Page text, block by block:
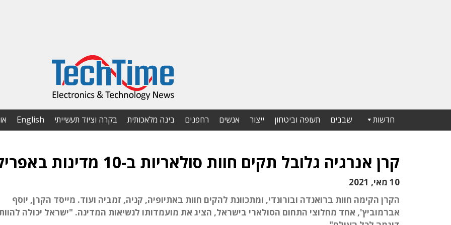
חדשות שבבים תעופה וביטחון ייצור אנשים רחפנים בינה מלאכותית בקרה וציוד תעשייתי English
קרן אנרגיה גלובל תקים חוות סולאריות ב-10 מדינות באפריקה
10 מאי, 2021
הקרן הקימה חוות ברואנדה ובורונדי, ומתכוונת להקים חוות באתיופיה, קניה, זמביה ועוד. מייסד הקרן, יוסף
אברמוביץ', אחד מחלוצי התחום הסולארי בישראל, הציג את מועמדותו לנשיאות המדינה. "ישראל יכולה